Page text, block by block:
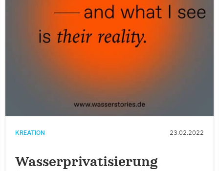
KREATION 23.02.2022
Wasserprivatisierung